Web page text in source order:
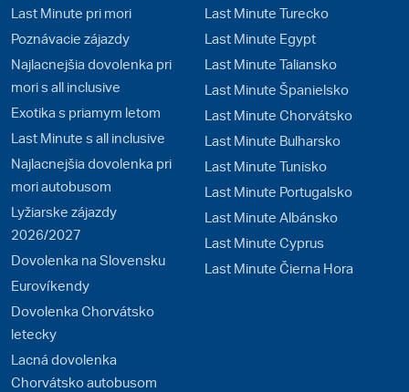
Last Minute pri mori
Poznávacie zájazdy
Najlacnejšia dovolenka pri
mori s all inclusive
Exotika s priamym letom
Last Minute s all inclusive
Najlacnejšia dovolenka pri
mori autobusom
Lyžiarske zájazdy
2026/2027
Dovolenka na Slovensku
Eurovíkendy
Dovolenka Chorvátsko
letecky
Lacná dovolenka
Chorvátsko autobusom
Last Minute Turecko
Last Minute Egypt
Last Minute Taliansko
Last Minute Španielsko
Last Minute Chorvátsko
Last Minute Bulharsko
Last Minute Tunisko
Last Minute Portugalsko
Last Minute Albánsko
Last Minute Cyprus
Last Minute Čierna Hora